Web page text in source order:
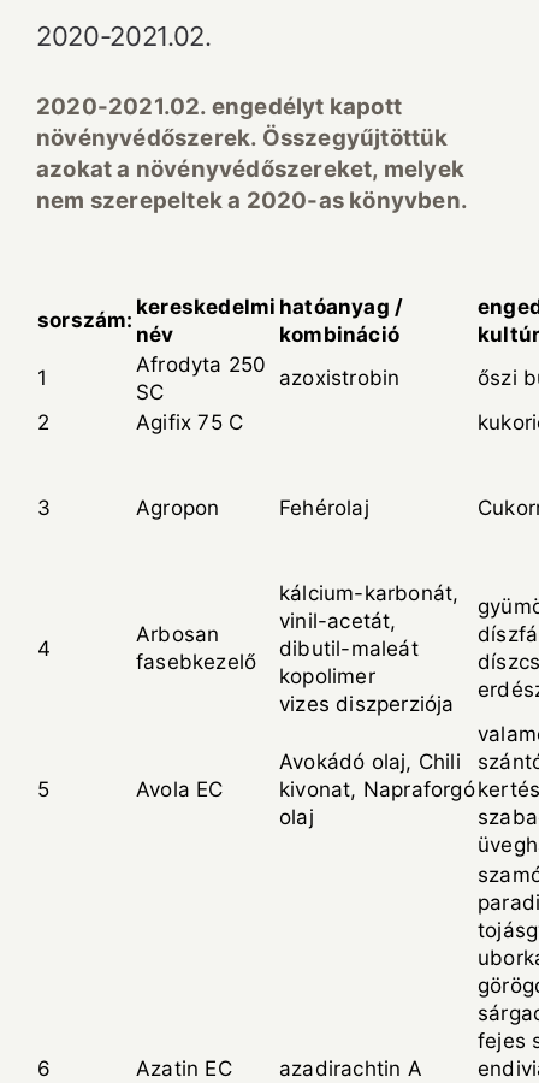
2020-2021.02.
2020-2021.02. engedélyt kapott
növényvédőszerek. Összegyűjtöttük
azokat a növényvédőszereket, melyek
nem szerepeltek a 2020-as könyvben.
sorszám:
kereskedelmi
név
hatóanyag /
kombináció
1
Afrodyta 250
SC
azoxistrobin
őszi
2
Agifix 75 C
3 Agropon Fehérolaj
4
Arbosan
fasebkezelő
kálcium-karbonát,
vinil-acetát,
dibutil-maleát
kopolimer
vizes diszperziója
5 Avola EC
Avokádó olaj, Chili
kivonat, Napraforgó
olaj
6 Azatin EC azadirachtin A
fejes